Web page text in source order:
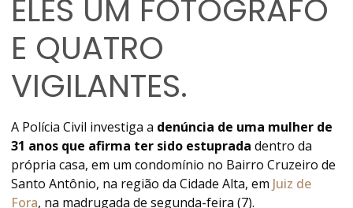
ELES UM FOTÓGRAFO
E QUATRO
VIGILANTES.
A Polícia Civil investiga a denúncia de uma mulher de
31 anos que afirma ter sido estupradadentro da
própria casa, em um condomínio no Bairro Cruzeiro de
Santo Antônio, na região da Cidade Alta, em Juiz de
Fora, na madrugada de segunda-feira (7).